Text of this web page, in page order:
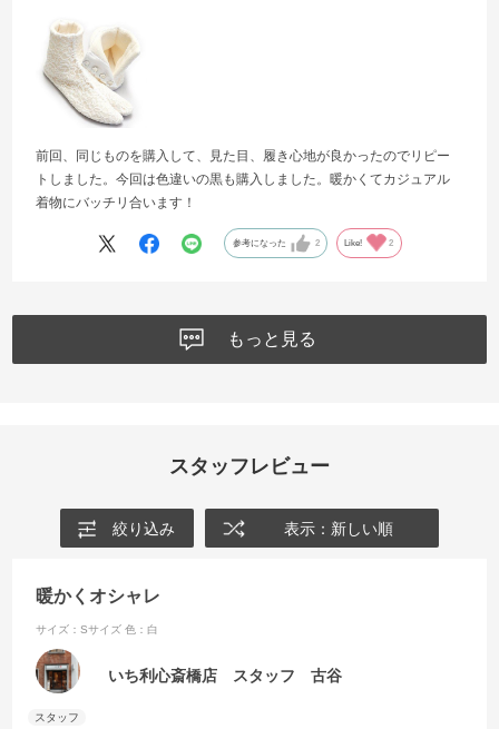
前回、同じものを購入して、見た目、履き心地が良かったのでリピー
トしました。今回は色違いの黒も購入しました。暖かくてカジュアル
着物にバッチリ合います！
参考になった 2 Like! 2
もっと見る
スタッフレビュー
絞り込み 表示：新しい順
暖かくオシャレ
サイズ：Sサイズ 色：白
いち利心斎橋店 スタッフ 古谷